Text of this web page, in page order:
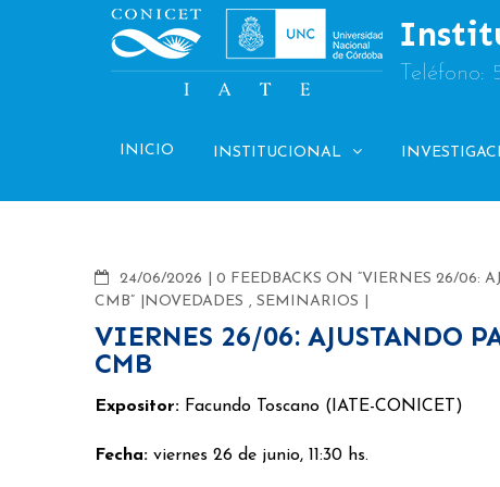
INICIO INSTITUCIONAL
24/06/2026 COMMENTS
0 FEEDBACKS ON “VIERNES 26/06:
CMB”
NOVEDADES , SEMINARIOS
VIERNES 26/06: AJUSTANDO
CMB
Expositor: Facundo Toscano (IATE-CONICET)
Fecha: viernes 26 de junio, 11:30 hs.